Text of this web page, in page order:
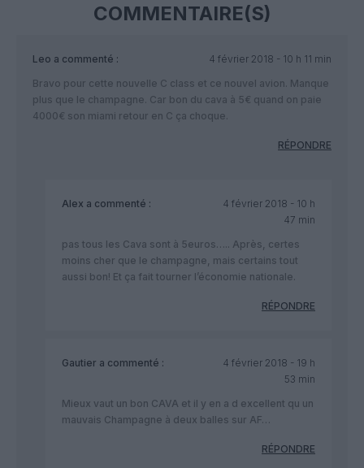
COMMENTAIRE(S)
Leo a commenté :
4 février 2018 - 10 h 11 min
Bravo pour cette nouvelle C class et ce nouvel avion. Manque
plus que le champagne. Car bon du cava à 5€ quand on paie
4000€ son miami retour en C ça choque.
RÉPONDRE
Alex a commenté :
4 février 2018 - 10 h
47 min
pas tous les Cava sont à 5euros….. Après, certes
moins cher que le champagne, mais certains tout
aussi bon! Et ça fait tourner l’économie nationale.
RÉPONDRE
Gautier a commenté :
4 février 2018 - 19 h
53 min
Mieux vaut un bon CAVA et il y en a d excellent qu un
mauvais Champagne à deux balles sur AF…
RÉPONDRE